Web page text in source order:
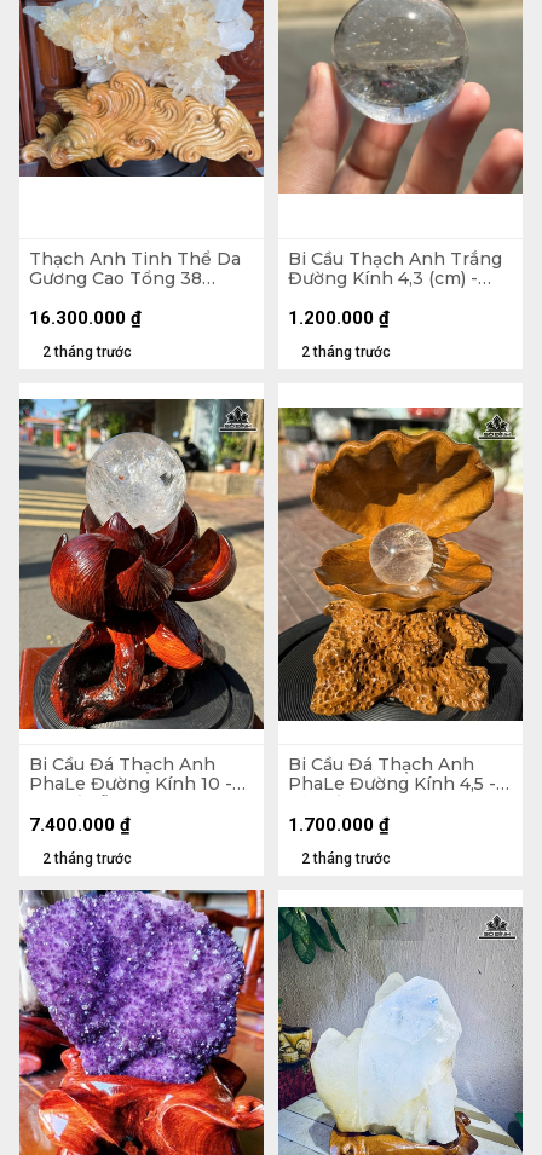
Thạch Anh Tinh Thể Da
Gương Cao Tổng 38
2 tháng trước
16.300.000 ₫
Bi Cầu Thạch Anh Trắng
Đường Kính 4,3 (cm) -
2 tháng trước
1.200.000 ₫
Bi Cầu Đá Thạch Anh
PhaLe Đường Kính 10 -
Ngang 30 (cm) - 1,48kg
2 tháng trước
7.400.000 ₫
Bi Cầu Đá Thạch Anh
PhaLe Đường Kính 4,5 -
2 tháng trước
1.700.000 ₫